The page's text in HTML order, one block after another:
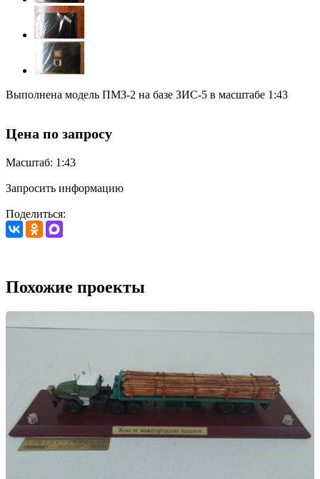
Выполнена модель ПМЗ-2 на базе ЗИС-5 в масштабе 1:43
Цена по запросу
Масштаб: 1:43
Запросить информацию
Поделиться:
Похожие проекты